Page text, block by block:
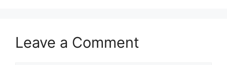
Leave a Comment